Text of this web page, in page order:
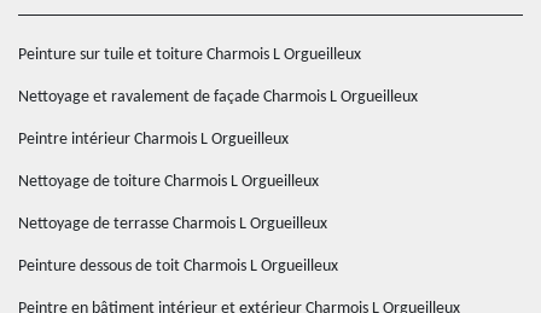
Peinture sur tuile et toiture Charmois L Orgueilleux
Nettoyage et ravalement de façade Charmois L Orgueilleux
Peintre intérieur Charmois L Orgueilleux
Nettoyage de toiture Charmois L Orgueilleux
Nettoyage de terrasse Charmois L Orgueilleux
Peinture dessous de toit Charmois L Orgueilleux
Peintre en bâtiment intérieur et extérieur Charmois L Orgueilleux